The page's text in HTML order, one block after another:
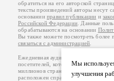
Мы
улучшения
обратиться на его авторской
тексты произведений авторы несут
основанииправил публикации и
Российской Федерации . Данные
обрабатываются на основании
Вы также можете посмотреть более
связаться с администрацией
Ежедневная аудитория портала
посетителей, которые в общей
миллионов страниц по данным
расположен справа от этого